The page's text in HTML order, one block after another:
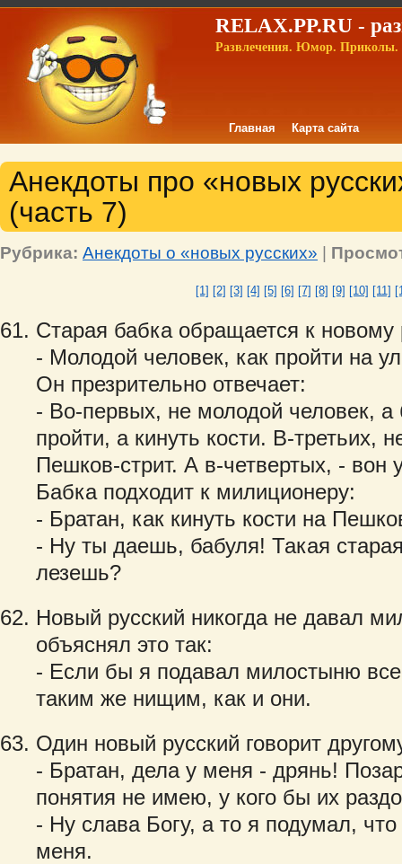
RELAX.PP.RU -
Развлечения. Юмор. Приколы.
Главная Карта сайта
Анекдоты про «новых
(часть 7)
Рубрика: Анекдоты о «новых русских» |
[1] [2] [3] [4] [5] [6] [7] [8] [9] [10] [11]
Старая бабка обращается к новому
- Молодой человек, как пройти на
Он презрительно отвечает:
- Во-первых, не молодой человек, а
пройти, а кинуть кости. В-третьих,
Пешков-стрит. А в-четвертых, - вон
Бабка подходит к милиционеру:
- Братан, как кинуть кости на
- Ну ты даешь, бабуля! Такая
лезешь?
Новый русский никогда не давал
объяснял это так:
- Если бы я подавал милостыню
таким же нищим, как и они.
Один новый русский говорит
- Братан, дела у меня - дрянь!
понятия не имею, у кого бы их
- Ну слава Богу, а то я подумал,
меня.